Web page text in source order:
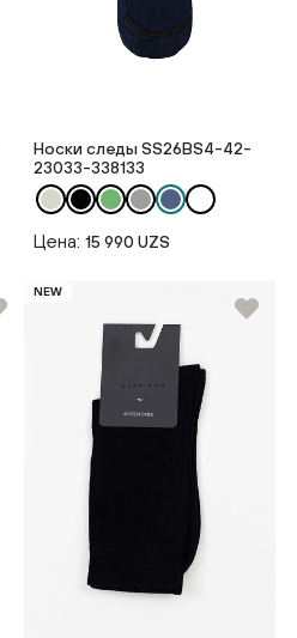
Носки следы SS26BS4-42-
23033-338133
Цена: 15 990 UZS
NEW